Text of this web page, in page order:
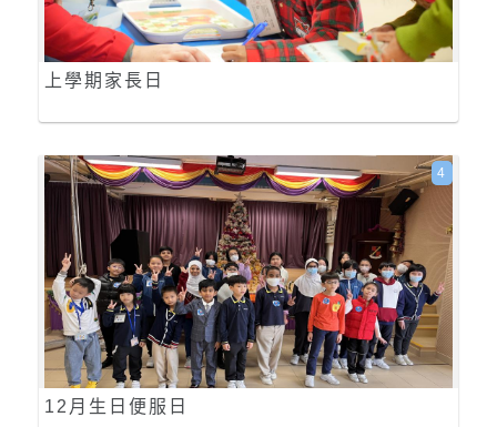
上學期家長日
12月生日便服日
4